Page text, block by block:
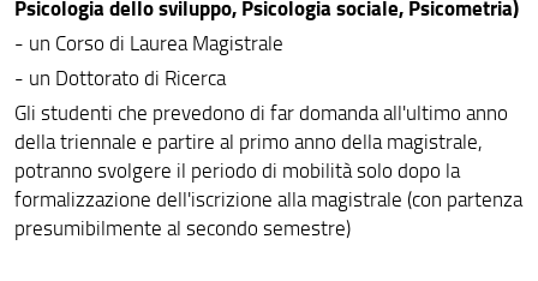
Psicologia dello sviluppo, Psicologia sociale, Psicometria)
- un Corso di Laurea Magistrale
- un Dottorato di Ricerca
Gli studenti che prevedono di far domanda all'ultimo anno
della triennale e partire al primo anno della magistrale,
potranno svolgere il periodo di mobilità solo dopo la
formalizzazione dell'iscrizione alla magistrale (con partenza
presumibilmente al secondo semestre)